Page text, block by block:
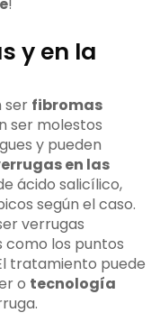
!
y en la
ser fibromas
ser molestos
y pueden
en las
ácido salicílico,
según el caso.
verrugas
como los puntos
tratamiento puede
o tecnología